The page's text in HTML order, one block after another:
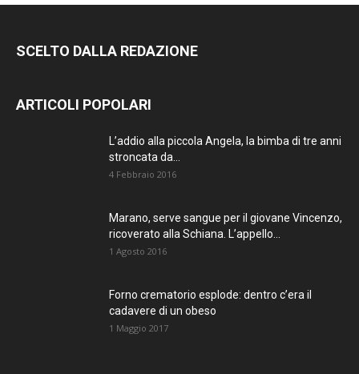
SCELTO DALLA REDAZIONE
ARTICOLI POPOLARI
L’addio alla piccola Angela, la bimba di tre anni
stroncata da...
4 Febbraio 2016
Marano, serve sangue per il giovane Vincenzo,
ricoverato alla Schiana. L’appello...
1 Agosto 2016
Forno crematorio esplode: dentro c’era il
cadavere di un obeso
1 Maggio 2017